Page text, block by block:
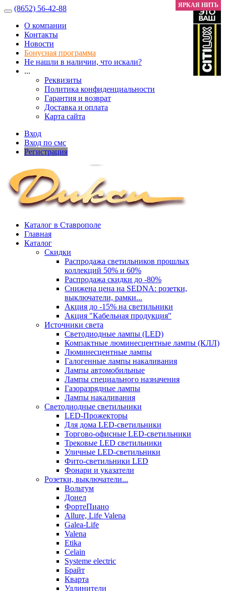
(8652) 56-42-88
О компании
Контакты
Новости
Бонусная программа
Не нашли в наличии, что искали?
...
Реквизиты
Политика конфиденциальности
Гарантия и возврат
Доставка и оплата
Карта сайта
Вход
Вход по смс
Регистрация
Каталог в Ставрополе
Главная
Каталог
Скидки
Распродажа светильников прошлых
коллекций 50% и 60%
Распродажа скидки до -80%
Cнижена цена на SEDNA: розетки,
выключатели, рамки...
Акция до -15% на светильники
Акция "Кабельная продукция"
Источники света
Светодиодные лампы (LED)
Компактные люминесцентные лампы (КЛЛ)
Люминесцентные лампы
Галогенные лампы накаливания
Лампы автомобильные
Лампы специального назначения
Газоразрядные лампы
Лампы накаливания
Светодиодные светильники
LED-Прожекторы
Для дома LED-светильники
Торгово-офисные LED-светильники
Трековые LED светильники
Уличные LED-светильники
Фито-светильники LED
Фонари и указатели
Розетки, выключатели...
Вольтум
Донел
ФортеПиано
Allure, Life Valena
Galea-Life
Valena
Etika
Celain
Systeme electric
Брайт
Кварта
Удлинители
ЯРКАЯ НИТЬ
ЯРКАЯ НИТЬ